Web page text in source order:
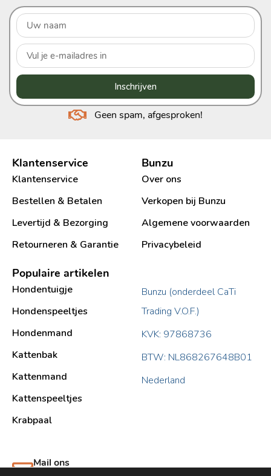
Inschrijven
Geen spam, afgesproken!
Klantenservice
Klantenservice
Bestellen & Betalen
Levertijd & Bezorging
Retourneren & Garantie
Bunzu
Over ons
Verkopen bij Bunzu
Algemene voorwaarden
Privacybeleid
Populaire artikelen
Hondentuigje
Hondenspeeltjes
Hondenmand
Kattenbak
Kattenmand
Kattenspeeltjes
Krabpaal​
Bunzu (onderdeel CaTi
Trading V.O.F.)
KVK: 97868736
BTW: NL868267648B01
Nederland
Mail ons